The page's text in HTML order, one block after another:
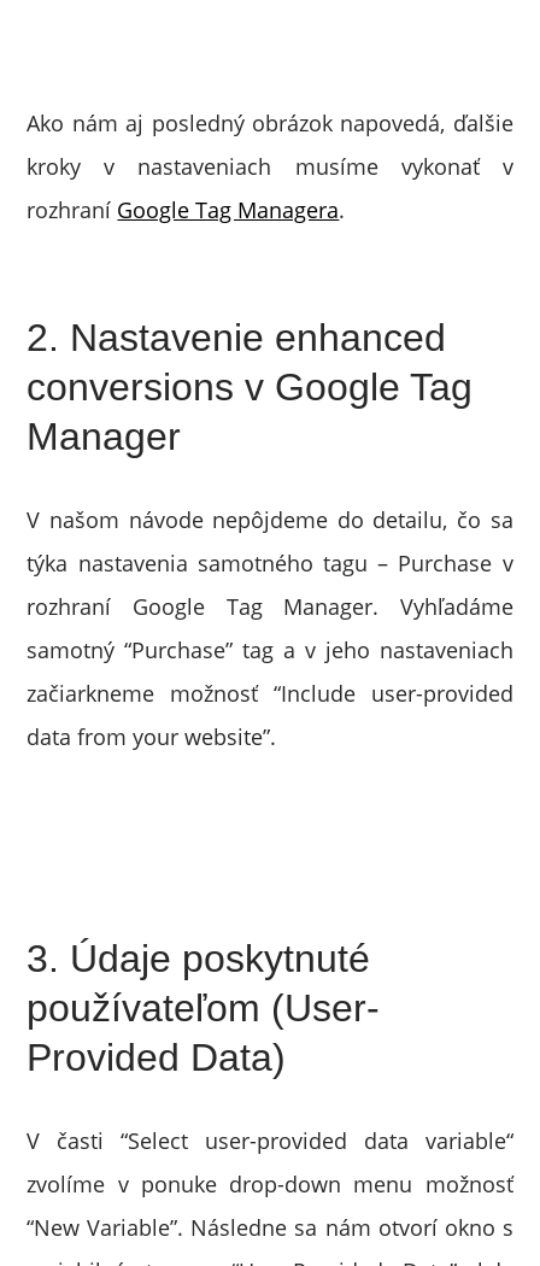
Ako nám aj posledný obrázok napovedá, ďalšie
kroky v nastaveniach musíme vykonať v
rozhraní Google Tag Managera.
2. Nastavenie enhanced
conversions v Google Tag
Manager
V našom návode nepôjdeme do detailu, čo sa
týka nastavenia samotného tagu – Purchase v
rozhraní Google Tag Manager. Vyhľadáme
samotný “Purchase” tag a v jeho nastaveniach
začiarkneme možnosť “Include user-provided
data from your website”.
3. Údaje poskytnuté
používateľom (User-
Provided Data)
V časti “Select user-provided data variable“
zvolíme v ponuke drop-down menu možnosť
“New Variable”. Následne sa nám otvorí okno s